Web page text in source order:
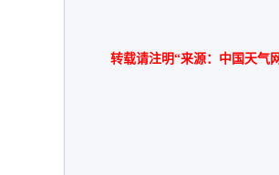
转载请注明“来源：中国天气网